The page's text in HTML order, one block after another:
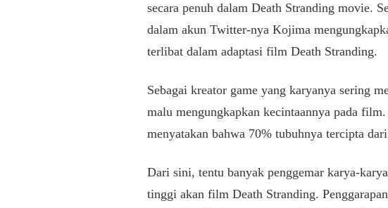
secara penuh dalam Death Stranding movie.
dalam akun Twitter-nya Kojima
terlibat dalam adaptasi film Death Stranding.
Sebagai kreator game yang karyanya sering
malu mengungkapkan kecintaannya pada
menyatakan bahwa 70% tubuhnya tercipta
Dari sini, tentu banyak penggemar karya-
tinggi akan film Death Stranding.